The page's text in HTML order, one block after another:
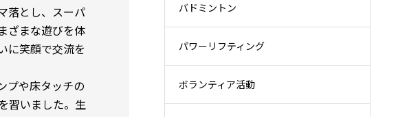
落とし、スーパ
ざまな遊びを体
に笑顔で交流を
プや床タッチの
習いました。生
バドミントン
パワーリフティング
ボランティア活動